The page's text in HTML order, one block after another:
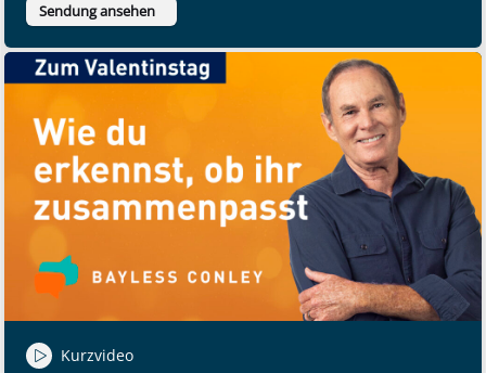
Sendung ansehen
Kurzvideo